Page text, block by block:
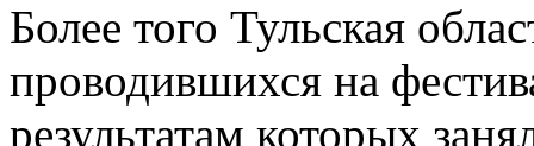
Более того Тульская
проводившихся на
результатам которых